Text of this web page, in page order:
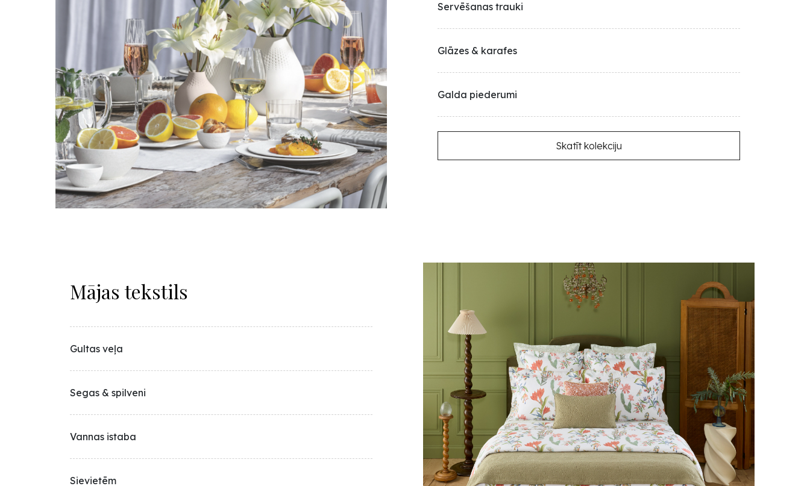
Servēšanas trauki
Glāzes & karafes
Galda piederumi
Skatīt kolekciju
Mājas tekstils
Gultas veļa
Segas & spilveni
Vannas istaba
Sievietēm